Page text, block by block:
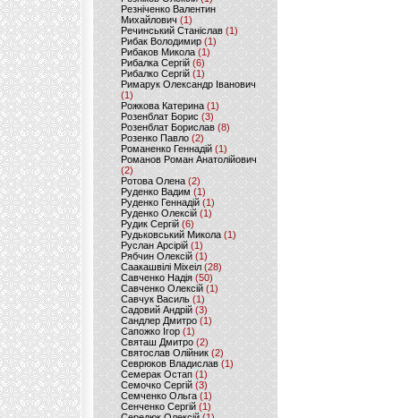
Резніченко Валентин
Михайлович (1)
Речинський Станіслав (1)
Рибак Володимир(1)
Рибаков Микола(1)
Рибалка Сергій (6)
Рибалко Сергій (1)
Римарук Олександр Іванович
(1)
Рожкова Катерина(1)
Розенблат Борис (3)
Розенблат Борислав (8)
Розенко Павло (2)
Романенко Геннадій (1)
Романов Роман Анатолійович
(2)
Ротова Олена(2)
Руденко Вадим (1)
Руденко Геннадій (1)
Руденко Олексій(1)
Рудик Сергій(6)
Рудьковський Микола (1)
Руслан Арсірій(1)
Рябчин Олексій (1)
Саакашвілі Міхеіл(28)
Савченко Надія (50)
Савченко Олексій(1)
Савчук Василь (1)
Садовий Андрій (3)
Сандлер Дмитро(1)
Сапожко Ігор(1)
Святаш Дмитро (2)
Святослав Олійник (2)
Севрюков Владислав (1)
Семерак Остап (1)
Семочко Сергій (3)
Семченко Ольга (1)
Сенченко Сергій(1)